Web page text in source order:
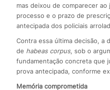
mas deixou de comparecer
processo e o prazo de
antecipada dos policiais
Contra essa última decisão, a
de habeas corpus, sob o
fundamentação concreta que
prova antecipada, conforme
Memória comprometida